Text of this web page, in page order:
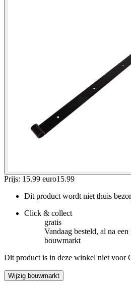
Prijs: 15.99 euro15.99
Dit product wordt niet thuis
Click & collect
gratis
Vandaag besteld, al na
bouwmarkt
Dit product is in deze winkel niet voor
Wijzig bouwmarkt